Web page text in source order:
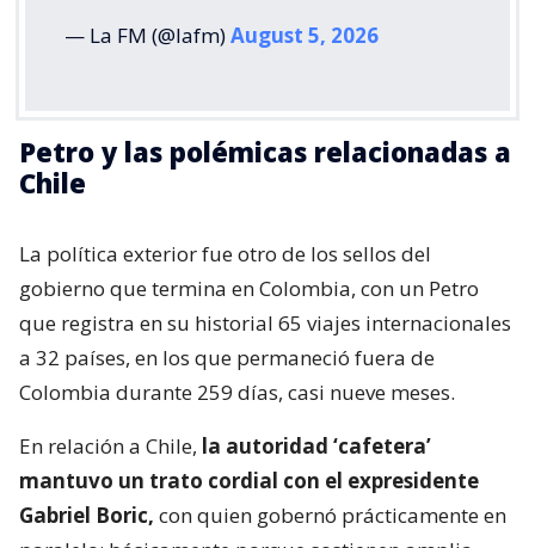
— La FM (@lafm)August 5, 2026
Petro y las polémicas relacionadas a
Chile
La política exterior fue otro de los sellos del
gobierno que termina en Colombia, con un Petro
que registra en su historial 65 viajes internacionales
a 32 países, en los que permaneció fuera de
Colombia durante 259 días, casi nueve meses.
En relación a Chile, la autoridad ‘cafetera’
mantuvo un trato cordial con el expresidente
Gabriel Boric, con quien gobernó prácticamente en